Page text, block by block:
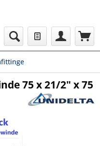
75 x 21/2" x 75